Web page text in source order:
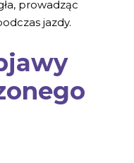
prowadząc
jazdy.